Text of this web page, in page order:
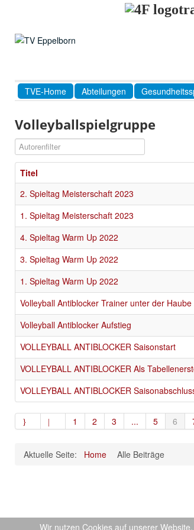
TVE-Home Abteilungen
Volleyballspielgruppe
Autorenfilter
Titel
2. Spieltag Meisterschaft 2023
1. Spieltag Meisterschaft 2023
4. Spieltag Warm Up 2022
3. Spieltag Warm Up 2022
1. Spieltag Warm Up 2022
Volleyball Antiblocker Trainer unter der Haube
Volleyball Antiblocker Aufstieg
VOLLEYBALL ANTIBLOCKER Saisonstart
VOLLEYBALL ANTIBLOCKER Als
VOLLEYBALL ANTIBLOCKER
1 2 3 ... 5 6
Aktuelle Seite: Home Alle Beiträge
Wir nutzen Cookies auf unserer